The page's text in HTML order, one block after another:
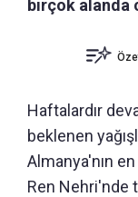
birçok alanda
Haftalardır
beklenen
Almanya'nın
Ren Nehri'nde